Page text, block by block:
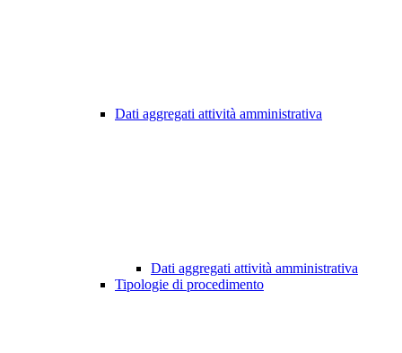
Dati aggregati attività amministrativa
Dati aggregati attività amministrativa
Tipologie di procedimento